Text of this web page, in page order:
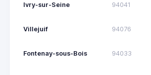
Ivry-sur-Seine 94041
Villejuif 94076
Fontenay-sous-Bois 94033